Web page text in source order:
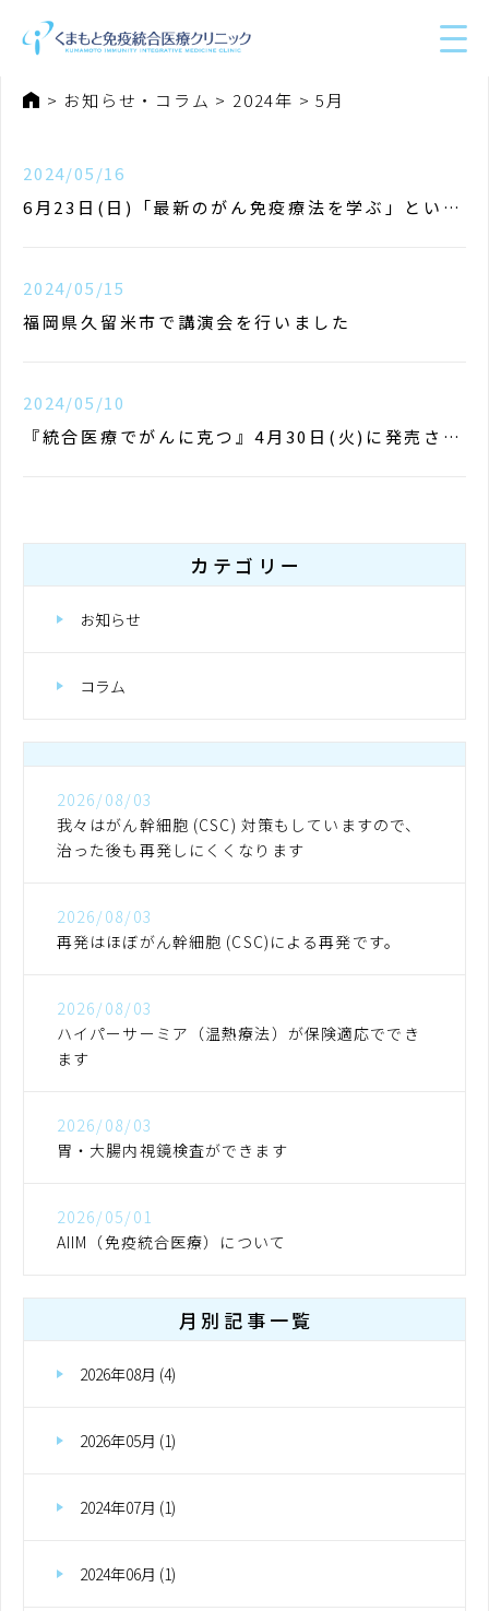
ホーム
お知らせ・コラム 2024年 5月
2024/05/16
6月23日(日)「最新のがん免疫療法を学ぶ」という
2024/05/15
福岡県久留米市で講演会を行いました
2024/05/10
『統合医療でがんに克つ』4月30日(火)に発売され
カテゴリー
お知らせ
コラム
2026/08/03
我々はがん幹細胞 (CSC) 対策もしていますので、
治った後も再発しにくくなります
2026/08/03
再発はほぼがん幹細胞 (CSC)による再発です。
2026/08/03
ハイパーサーミア（温熱療法）が保険適応ででき
ます
2026/08/03
胃・大腸内視鏡検査ができます
2026/05/01
AIIM（免疫統合医療）について
月別記事一覧
2026年08月 (4)
2026年05月 (1)
2024年07月 (1)
2024年06月 (1)